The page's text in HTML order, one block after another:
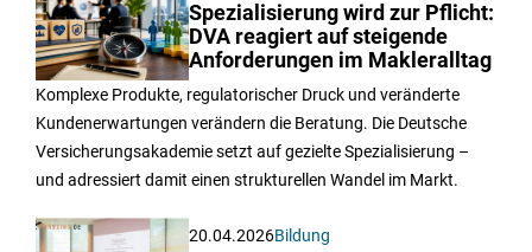
Spezialisierung wird zur Pflicht:
DVA reagiert auf steigende
Anforderungen im Makleralltag
Komplexe Produkte, regulatorischer Druck und veränderte
Kundenerwartungen verändern die Beratung. Die Deutsche
Versicherungsakademie setzt auf gezielte Spezialisierung –
und adressiert damit einen strukturellen Wandel im Markt.
20.04.2026Bildung